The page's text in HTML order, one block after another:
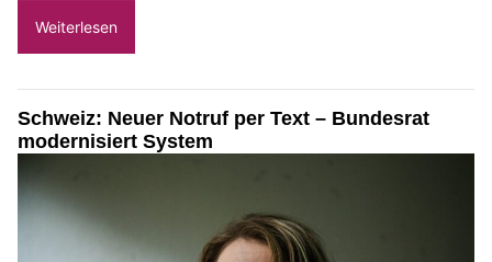
Weiterlesen
Schweiz: Neuer Notruf per Text – Bundesrat
modernisiert System